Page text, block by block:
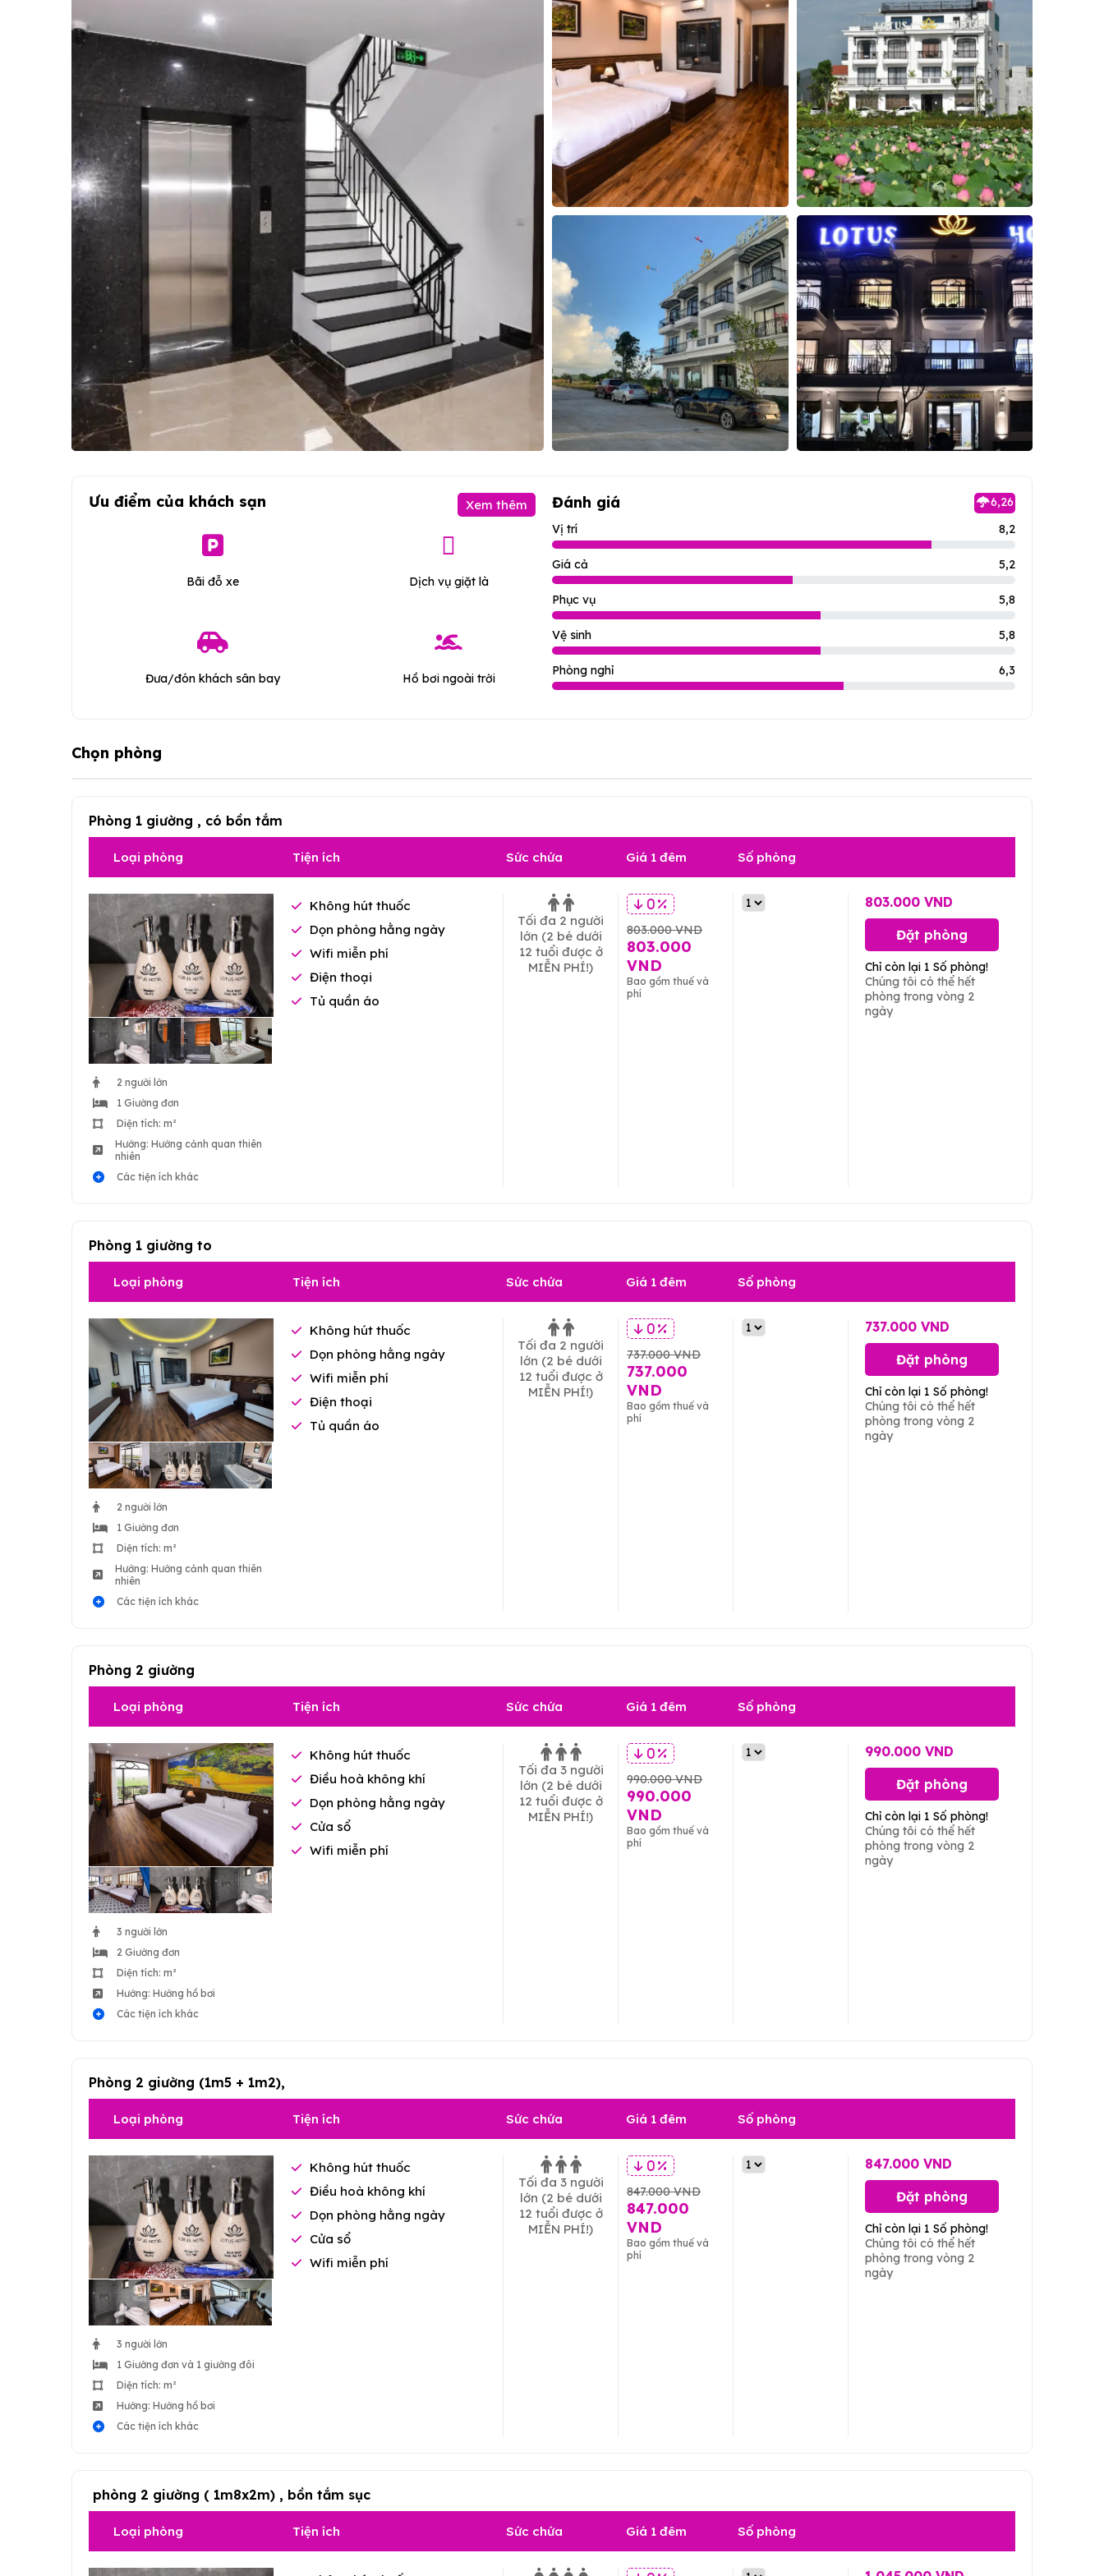
Đóng Hôm nay
Ưu điểm của khách sạn Xem thêm
Bãi đỗ xe Dịch vụ giặt là
Đưa/đón khách sân bay Hồ bơi ngoài trời
Đánh giá
6,26
Vị trí
8,2
Giá cả 5,2
Phục vụ 5,8
Vệ sinh 5,8
Phòng nghỉ 6,3
Chọn phòng
Phòng 1 giường , có bồn tắm
Loại phòng Tiện ích Sức chứa Giá 1 đêm Số phòng
2 người lớn
1 Giường đơn
Diện tích: m²
Hướng: Hướng cảnh quan thiên
nhiên
Các tiện ích khác
Không hút thuốc
Dọn phòng hằng ngày
Wifi miễn phí
Điện thoại
Tủ quần áo
Tối đa 2 người
lớn (2 bé dưới
12 tuổi được ở
MIỄN PHÍ!)
0 %
803.000 VND
803.000
VND
Bao gồm thuế và
phí
803.000 VND
Đặt phòng
Chỉ còn lại 1 Số phòng!
Chúng tôi có thể hết
phòng trong vòng 2
ngày
Phòng 1 giường to
Loại phòng Tiện ích Sức chứa Giá 1 đêm Số phòng
2 người lớn
1 Giường đơn
Diện tích: m²
Hướng: Hướng cảnh quan thiên
nhiên
Các tiện ích khác
Không hút thuốc
Dọn phòng hằng ngày
Wifi miễn phí
Điện thoại
Tủ quần áo
Tối đa 2 người
lớn (2 bé dưới
12 tuổi được ở
MIỄN PHÍ!)
0 %
737.000 VND
737.000
VND
Bao gồm thuế và
phí
737.000 VND
Đặt phòng
Chỉ còn lại 1 Số phòng!
Chúng tôi có thể hết
phòng trong vòng 2
ngày
Phòng 2 giường
Loại phòng Tiện ích Sức chứa Giá 1 đêm Số phòng
3 người lớn
2 Giường đơn
Diện tích: m²
Hướng: Hướng hồ bơi
Các tiện ích khác
Không hút thuốc
Điều hoà không khí
Dọn phòng hằng ngày
Cửa sổ
Wifi miễn phí
Tối đa 3 người
lớn (2 bé dưới
12 tuổi được ở
MIỄN PHÍ!)
0 %
990.000 VND
990.000
VND
Bao gồm thuế và
phí
990.000 VND
Đặt phòng
Chỉ còn lại 1 Số phòng!
Chúng tôi có thể hết
phòng trong vòng 2
ngày
Phòng 2 giường (1m5 + 1m2),
Loại phòng Tiện ích Sức chứa Giá 1 đêm Số phòng
3 người lớn
1 Giường đơn và 1 giường đôi
Diện tích: m²
Hướng: Hướng hồ bơi
Các tiện ích khác
Không hút thuốc
Điều hoà không khí
Dọn phòng hằng ngày
Cửa sổ
Wifi miễn phí
Tối đa 3 người
lớn (2 bé dưới
12 tuổi được ở
MIỄN PHÍ!)
0 %
847.000 VND
847.000
VND
Bao gồm thuế và
phí
847.000 VND
Đặt phòng
Chỉ còn lại 1 Số phòng!
Chúng tôi có thể hết
phòng trong vòng 2
ngày
phòng 2 giường ( 1m8x2m) , bồn tắm sục
Loại phòng Tiện ích Sức chứa Giá 1 đêm Số phòng